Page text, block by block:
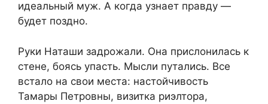
идеальный муж. А когда узнает правду —
будет поздно.
Руки Наташи задрожали. Она прислонилась к
стене, боясь упасть. Мысли путались. Все
встало на свои места: настойчивость
Тамары Петровны, визитка риэлтора,